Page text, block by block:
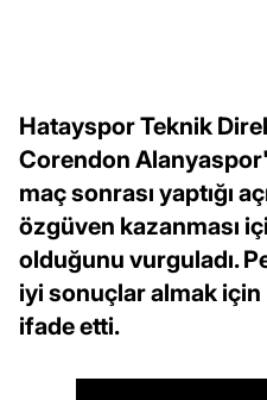
Hatayspor Teknik
Corendon
maç sonrası yaptığı
özgüven kazanması
olduğunu vurguladı.
iyi sonuçlar almak
ifade etti.